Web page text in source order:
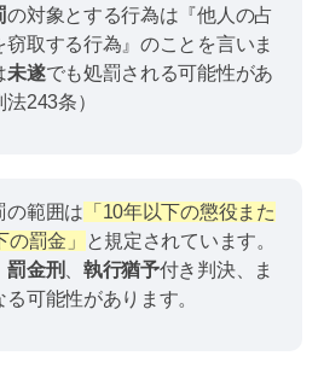
の対象とする行為は『他人の占
窃取する行為』のことを言いま
未遂でも処罰される可能性があ
243条）
の範囲は 「10年以下の懲役また
罰金」
と規定されています。
罰金刑 執行猶予付き判決、ま
る可能性があります。